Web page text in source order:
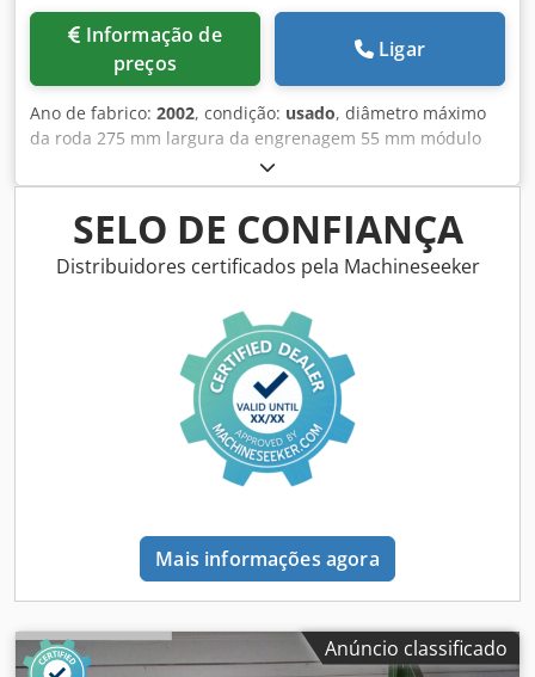
preços
Ligar
Ano de fabrico: 2002, condição: usado, diâmetro máximo
da roda 275 mm largura da engrenagem 55 mm módulo
máx. 6 módulo min. 1,5 controle Sinumerik 840C largura
do dente 5,5 mm ângulo em espiral 0/60 ° número máximo
de dentes 120 número min. de dentes 5 relação de
transmissão máx. 1:10 relação de transmissão min. 1:1
Codpfxjgtvbpj An Eeha velocidades do eixo-árvore máx.
110 1/min potência total necessária 100 kW peso da
máquina ca. 16700 kg dimensões da máquina ca.
5200x2300x2400 mm
SELO DE CONFIANÇA
Distribuidores certificados pela Machineseeker
Mais informações agora
Anúncio classificado